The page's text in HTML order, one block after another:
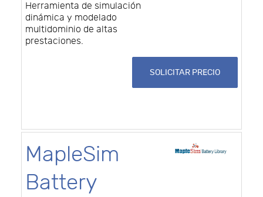
Herramienta de simulación
dinámica y modelado
multidominio de altas
prestaciones.
SOLICITAR PRECIO
MapleSim
Battery